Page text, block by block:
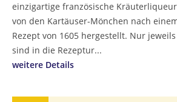
einzigartige französische
von den Kartäuser-Mönchen nach
Rezept von 1605 hergestellt. Nur
sind in die Rezeptur...
weitere Details